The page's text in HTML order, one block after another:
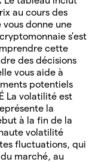
au cours des
donne une
s'est
cette
des décisions
vous aide à
potentiels
La volatilité est
la
à la fin de la
volatilité
fluctuations, qui
marché, au